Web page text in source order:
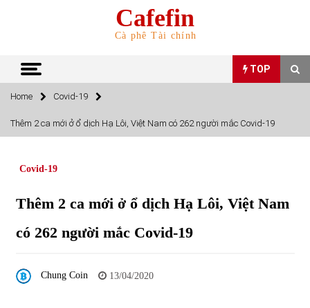
Cafefin
Cà phê Tài chính
TOP
TOP
Top 10 mặt hàng Việt Nam nhập khẩu nhiều nhất tháng
15/06/2022
Top 10 mặt hàng Việt Nam xuất khẩu nhiều nhất tháng
Home Covid-19
Thêm 2 ca mới ở ổ dịch Hạ Lôi, Việt Nam có 262 người mắc Covid-19
Covid-19
Thêm 2 ca mới ở ổ dịch Hạ Lôi, Việt Nam
có 262 người mắc Covid-19
Chung Coin 13/04/2020